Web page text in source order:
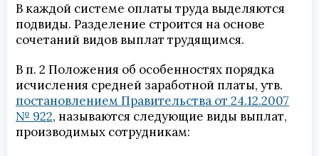
В каждой системе оплаты труда выделяются
подвиды. Разделение строится на основе
сочетаний видов выплат трудящимся.
В п. 2 Положения об особенностях порядка
исчисления средней заработной платы, утв.
постановлением Правительства от 24.12.2007
№ 922, называются следующие виды выплат,
производимых сотрудникам: